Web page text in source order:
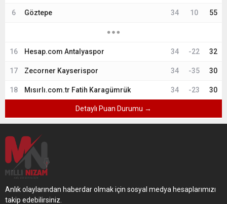
6 Göztepe 34 10 55
16 Hesap.com Antalyaspor 34 -22 32
17 Zecorner Kayserispor 34 -35 30
18 Mısırlı.com.tr Fatih Karagümrük 34 -23 30
Detaylı Puan Durumu →
Anlık olaylarından haberdar olmak için sosyal medya hesaplarımızı
takip edebilirsiniz.